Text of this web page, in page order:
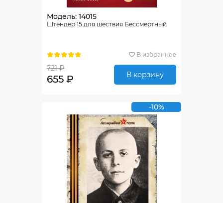
Модель: 14015
Штендер 15 для шествия Бессмертный
В избранное
721 ₽
655 ₽ В корзину
-10%